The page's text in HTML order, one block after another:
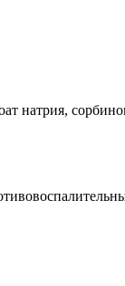
натрия,